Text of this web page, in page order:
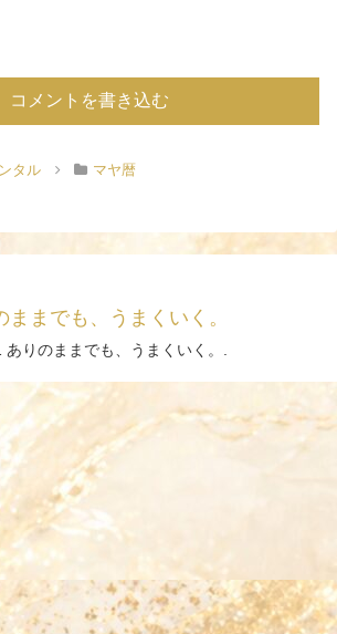
コメントを書き込む
タル マヤ暦
ままでも、うまくいく。
りのままでも、うまくいく。.